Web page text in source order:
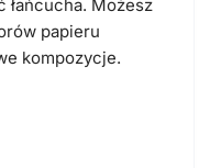
łańcucha. Możesz
papieru
kompozycje.